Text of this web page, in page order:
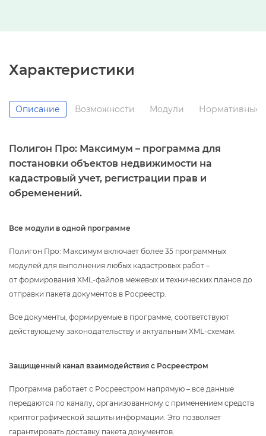
Характеристики
Описание озможности Модули Нормативные
Полигон Про: Максимум – программа для
постановки объектов недвижимости на
кадастровый учет, регистрации прав и
обременений.
се модули в одной программе
Полигон Про: Максимум включает более 35 программных
модулей для выполнения любых кадастровых работ –
от формирования XML-файлов межевых и технических планов до
отправки пакета документов в Росреестр.
се документы, формируемые в программе, соответствуют
действующему законодательству и актуальным XML-схемам.
Защищенный канал взаимодействия с Росреестром
Программа работает с Росреестром напрямую – все данные
передаются по каналу, организованному с применением средст
криптографической защиты информации. Это позволяет
арантировать доставку пакета документов.